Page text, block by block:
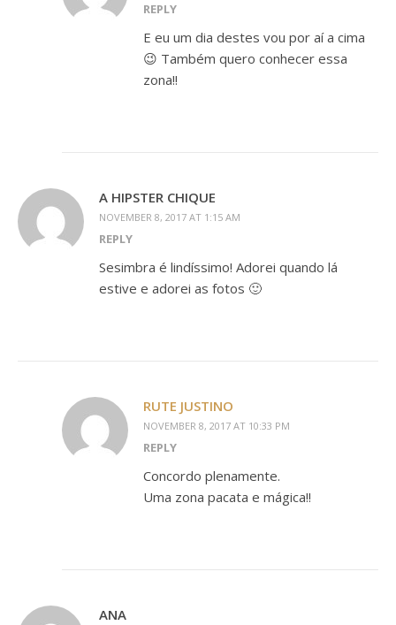
REPLY
E eu um dia destes vou por aí a cima
😉 Também quero conhecer essa
zona!!
A HIPSTER CHIQUE
NOVEMBER 8, 2017 AT 1:15 AM
REPLY
Sesimbra é lindíssimo! Adorei quando lá
estive e adorei as fotos 🙂
RUTE JUSTINO
NOVEMBER 8, 2017 AT 10:33 PM
REPLY
Concordo plenamente.
Uma zona pacata e mágica!!
ANA